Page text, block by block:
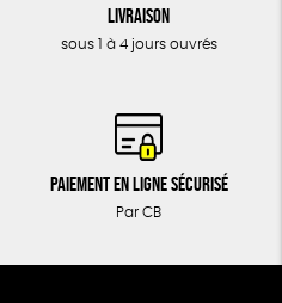
Livraison
sous 1 à 4 jours ouvrés
Paiement en ligne sécurisé
Par CB